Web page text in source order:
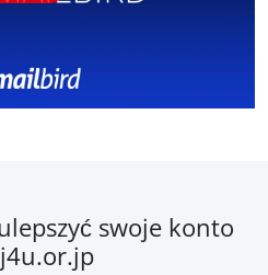
swoje konto